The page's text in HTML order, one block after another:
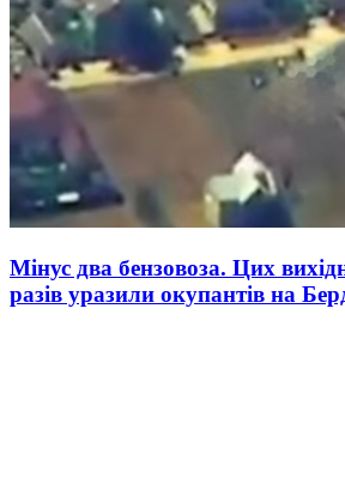
Мінус два бензовоза. Цих
разів уразили окупантів на